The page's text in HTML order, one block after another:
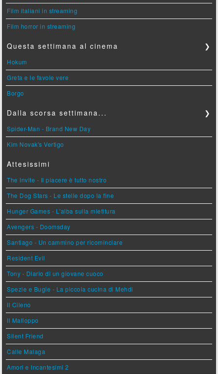
Film italiani in streaming
Film horror in streaming
Questa settimana al cinema ❯
Hokum
Greta e le favole vere
Borgo
Dalla scorsa settimana... ❯
Spider-Man - Brand New Day
Kim Novak's Vertigo
Attesissimi
The Invite - Il piacere è tutto nostro
The Dog Stars - Le stelle dopo la fine
Hunger Games - L'alba sulla mietitura
Avengers - Doomsday
Santiago - Un cammino per ricominciare
Resident Evil
Tony - Diario di un giovane cuoco
Spezie e Bugie - La piccola cucina di Mehdi
Il Cileno
Il Malloppo
Silent Friend
Calle Malaga
Amori e Incantesimi 2